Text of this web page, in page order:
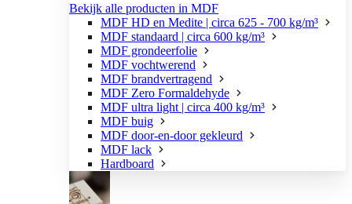
Bekijk alle producten in MDF
MDF HD en Medite | circa 625 - 700 kg/m³
MDF standaard | circa 600 kg/m³
MDF grondeerfolie
MDF vochtwerend
MDF brandvertragend
MDF Zero Formaldehyde
MDF ultra light | circa 400 kg/m³
MDF buig
MDF door-en-door gekleurd
MDF lack
Hardboard